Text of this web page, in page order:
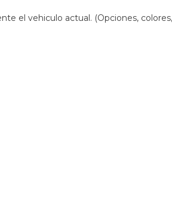
el vehiculo actual. (Opciones,